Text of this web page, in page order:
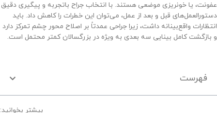
عفونت، یا خونریزی موضعی هستند. با انتخاب جراح باتجربه و پیگیری دقیق
دستورالعمل‌های قبل و بعد از عمل، می‌توان این خطرات را کاهش داد. باید
انتظارات واقع‌بینانه داشت، زیرا جراحی عمدتاً بر اصلاح محور چشم تمرکز دارد
و بازگشت کامل بینایی سه بعدی به ویژه در بزرگسالان کمتر محتمل است.
فهرست
بیشتر بخوانید: